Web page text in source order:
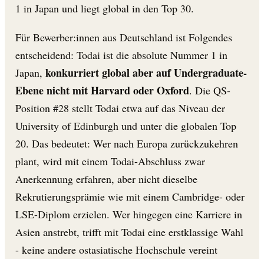
1 in Japan und liegt global in den Top 30.
Für Bewerber:innen aus Deutschland ist Folgendes
entscheidend: Todai ist die absolute Nummer 1 in
Japan, konkurriert global aber auf Undergraduate-
Ebene nicht mit Harvard oder Oxford. Die QS-
Position #28 stellt Todai etwa auf das Niveau der
University of Edinburgh und unter die globalen Top
20. Das bedeutet: Wer nach Europa zurückzukehren
plant, wird mit einem Todai-Abschluss zwar
Anerkennung erfahren, aber nicht dieselbe
Rekrutierungsprämie wie mit einem Cambridge- oder
LSE-Diplom erzielen. Wer hingegen eine Karriere in
Asien anstrebt, trifft mit Todai eine erstklassige Wahl
- keine andere ostasiatische Hochschule vereint